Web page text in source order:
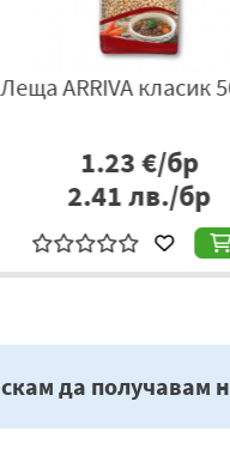
Леща ARRIVA класик
1.23€/бр
2.41лв./бр
да получавам